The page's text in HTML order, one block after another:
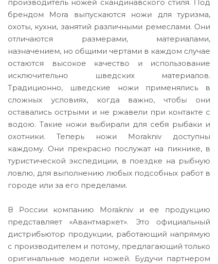
производитель ножей скандинавского стиля. Под
брендом Mora выпускаются ножи для туризма,
охоты, кухни, занятий различными ремеслами. Они
отличаются размерами, материалами,
назначением, но общими чертами в каждом случае
остаются высокое качество и использование
исключительно шведских материалов.
Традиционно, шведские ножи применялись в
сложных условиях, когда важно, чтобы они
оставались острыми и не ржавели при контакте с
водою. Такие ножи выбирали для себя рыбаки и
охотники. Теперь ножи Morakniv доступны
каждому. Они прекрасно послужат на пикнике, в
туристической экспедиции, в поездке на рыбную
ловлю, для выполнению любых подсобных работ в
городе или за его пределами.
В России компанию Morakniv и ее продукцию
представляет «Авантмаркет». Это официальный
дистрибьютор продукции, работающий напрямую
с производителем и потому, предлагающий только
оригинальные модели ножей. Будучи партнером